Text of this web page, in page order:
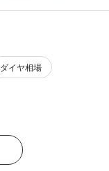
ダイヤ相場